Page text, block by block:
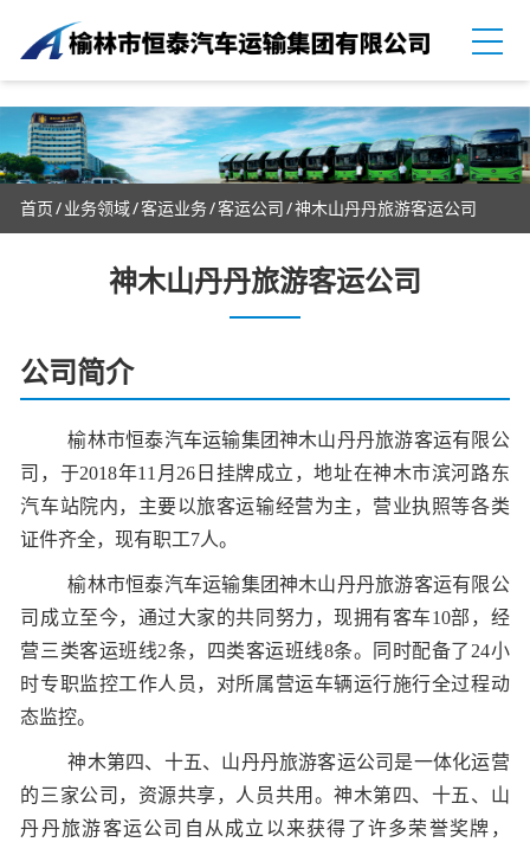
首页 业务领域 客运业务 客运公司 神木山丹丹旅游客运公司
神木山丹丹旅游客运公司
公司简介
榆林市恒泰汽车运输集团神木山丹丹旅游客运有限公
司，于2018年11月26日挂牌成立，地址在神木市滨河路东
汽车站院内，主要以旅客运输经营为主，营业执照等各类
证件齐全，现有职工7人。
榆林市恒泰汽车运输集团神木山丹丹旅游客运有限公
司成立至今，通过大家的共同努力，现拥有客车10部，经
营三类客运班线2条，四类客运班线8条。同时配备了24小
时专职监控工作人员，对所属营运车辆运行施行全过程动
态监控。
神木第四、十五、山丹丹旅游客运公司是一体化运营
的三家公司，资源共享，人员共用。神木第四、十五、山
丹丹旅游客运公司自从成立以来获得了许多荣誉奖牌，